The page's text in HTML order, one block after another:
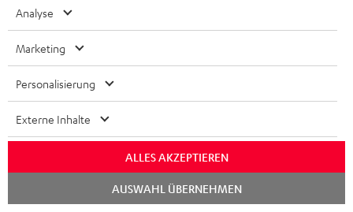
e
h
m
e
Kostenloser Rückversand
Analyse
Marketing
Personalisierung
Externe Inhalte
ALLES AKZEPTIEREN
AUSWAHL ÜBERNEHMEN